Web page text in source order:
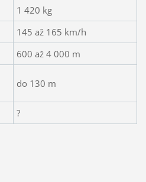
1 420 kg
145 až 165 km/h
600 až 4 000 m
do 130 m
?